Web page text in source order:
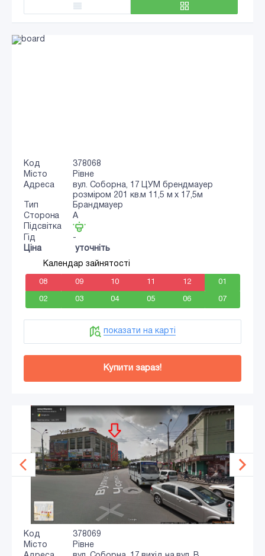
Код
378068
Місто
Рівне
Адреса
вул. Соборна, 17 ЦУМ брендмауер
розміром 201 кв.м 11,5 м х 17,5м
Тип
Брандмауер
Сторона
A
Підсвітка
Гід
-
Ціна
уточніть
Календар зайнятості
08 09 10 11 12 01
02 03 04 05 06 07
показати на карті
Купити зараз!
Код
378069
Місто
Рівне